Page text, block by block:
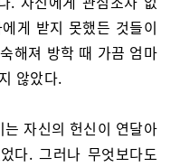
게 받지 못했든 것들이
해져 방학 때 가끔 엄마
않았다.
자신의 헌신이 연달아
다. 그러나 무엇보다도